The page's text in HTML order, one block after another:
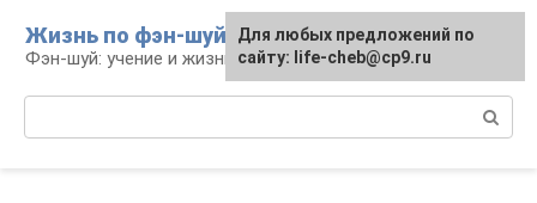
контенту
Жизнь по фэн-шуй
Фэн-шуй: учение и жизнь
Для любых предложений по
сайту: life-cheb@cp9.ru
Для любых предложений по
сайту: life-cheb@cp9.ru